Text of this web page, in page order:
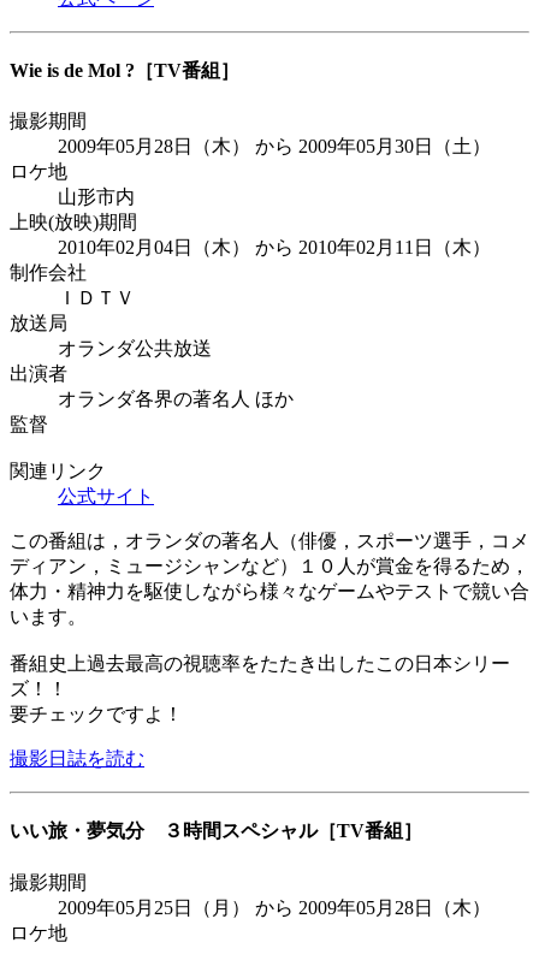
Wie is de Mol ? ［TV番組］
撮影期間
2009年05月28日（木） から 2009年05月30日（土）
ロケ地
山形市内
上映(放映)期間
2010年02月04日（木） から 2010年02月11日（木）
制作会社
ＩＤＴＶ
放送局
オランダ公共放送
出演者
オランダ各界の著名人 ほか
監督
関連リンク
公式サイト
この番組は，オランダの著名人（俳優，スポーツ選手，コメ
ディアン，ミュージシャンなど）１０人が賞金を得るため，
体力・精神力を駆使しながら様々なゲームやテストで競い合
います。
番組史上過去最高の視聴率をたたき出したこの日本シリー
ズ！！
要チェックですよ！
撮影日誌を読む
いい旅・夢気分 ３時間スペシャル［TV番組］
撮影期間
2009年05月25日（月） から 2009年05月28日（木）
ロケ地